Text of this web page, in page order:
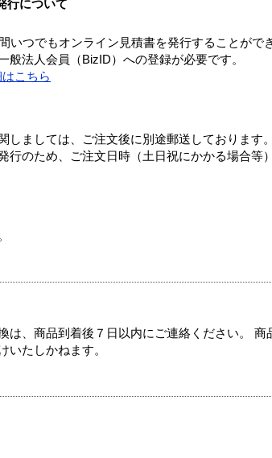
行について
いつでもオンライン見積書を発行することがで
法人会員（BizID）への登録が必要です。
こちら
しましては、ご注文後に別途郵送しております。
行のため、ご注文日時（土日祝にかかる場合等
は、商品到着後７日以内にご連絡ください。
いたしかねます。